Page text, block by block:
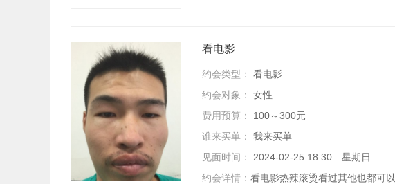
看电影
约会类型：
看电影
约会对象：
女性
费用预算：
100～300元
谁来买单：
我来买单
见面时间：
2024-02-25 18:30 星期日
约会详情： 看电影热辣滚烫看过其他也都可以